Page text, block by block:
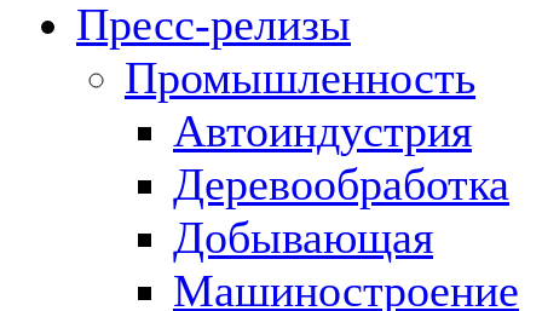
Пресс-релизы
Промышленность
Автоиндустрия
Деревообработка
Добывающая
Машиностроение